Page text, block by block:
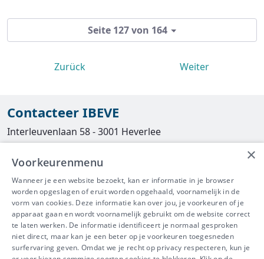
Seite 127 von 164
Zurück Weiter
Contacteer IBEVE
Interleuvenlaan 58 - 3001 Heverlee
016/390490
info@ibeve.be
asbest@ibeve.be
Ondernemingsnummer: 0436 612 044
×
Voorkeurenmenu
Wanneer je een website bezoekt, kan er informatie in je browser
worden opgeslagen of eruit worden opgehaald, voornamelijk in de
vorm van cookies. Deze informatie kan over jou, je voorkeuren of je
apparaat gaan en wordt voornamelijk gebruikt om de website correct
te laten werken. De informatie identificeert je normaal gesproken
niet direct, maar kan je een beter op je voorkeuren toegesneden
surfervaring geven. Omdat we je recht op privacy respecteren, kun je